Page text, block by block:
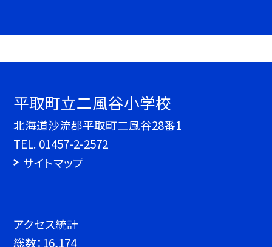
平取町立二風谷小学校
北海道沙流郡平取町二風谷28番1
TEL. 01457-2-2572
サイトマップ
アクセス統計
総数： 16,174